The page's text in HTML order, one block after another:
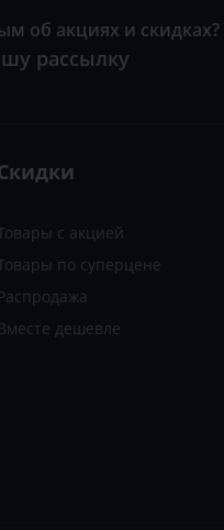
об акциях и скидках?
рассылку
с акцией
по суперцене
Распродажа
Вместе дешевле